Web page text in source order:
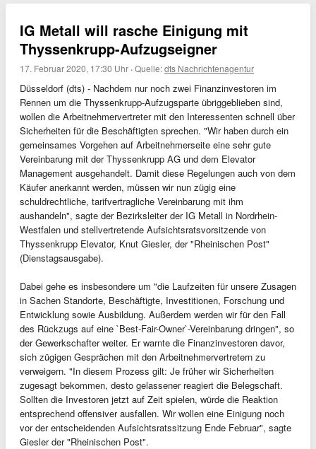
IG Metall will rasche Einigung mit
Thyssenkrupp-Aufzugseigner
17. Februar 2020, 17:30 Uhr ·Quelle:dts Nachrichtenagentur
Düsseldorf (dts) - Nachdem nur noch zwei Finanzinvestoren im
Rennen um die Thyssenkrupp-Aufzugsparte übriggeblieben sind,
wollen die Arbeitnehmervertreter mit den Interessenten schnell über
Sicherheiten für die Beschäftigten sprechen. "Wir haben durch ein
gemeinsames Vorgehen auf Arbeitnehmerseite eine sehr gute
Vereinbarung mit der Thyssenkrupp AG und dem Elevator
Management ausgehandelt. Damit diese Regelungen auch von dem
Käufer anerkannt werden, müssen wir nun zügig eine
schuldrechtliche, tarifvertragliche Vereinbarung mit ihm
aushandeln", sagte der Bezirksleiter der IG Metall in Nordrhein-
Westfalen und stellvertretende Aufsichtsratsvorsitzende von
Thyssenkrupp Elevator, Knut Giesler, der "Rheinischen Post"
(Dienstagsausgabe).
Dabei gehe es insbesondere um "die Laufzeiten für unsere Zusagen
in Sachen Standorte, Beschäftigte, Investitionen, Forschung und
Entwicklung sowie Ausbildung. Außerdem werden wir für den Fall
des Rückzugs auf eine `Best-Fair-Owner`-Vereinbarung dringen", so
der Gewerkschafter weiter. Er warnte die Finanzinvestoren davor,
sich zügigen Gesprächen mit den Arbeitnehmervertretern zu
verweigern. "In diesem Prozess gilt: Je früher wir Sicherheiten
zugesagt bekommen, desto gelassener reagiert die Belegschaft.
Sollten die Investoren jetzt auf Zeit spielen, würde die Reaktion
entsprechend offensiver ausfallen. Wir wollen eine Einigung noch
vor der entscheidenden Aufsichtsratssitzung Ende Februar", sagte
Giesler der "Rheinischen Post".